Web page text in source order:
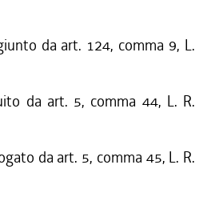
da art. 124, comma 9, L.
da art. 5, comma 44, L. R.
da art. 5, comma 45, L. R.